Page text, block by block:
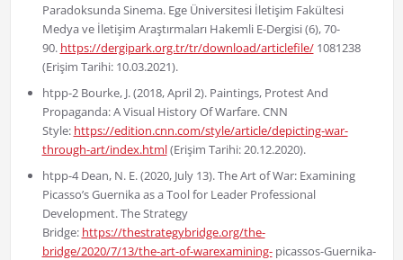
Paradoksunda Sinema. Ege Üniversitesi İletişim Fakültesi
Medya ve İletişim Araştırmaları Hakemli E-Dergisi (6), 70-
90. https://dergipark.org.tr/tr/download/articlefile/1081238
(Erişim Tarihi: 10.03.2021).
htpp-2 Bourke, J. (2018, April 2). Paintings, Protest And
Propaganda: A Visual History Of Warfare. CNN
Style: https://edition.cnn.com/style/article/depicting-war-
through-art/index.html(Erişim Tarihi: 20.12.2020).
htpp-4 Dean, N. E. (2020, July 13). The Art of War: Examining
Picasso’s Guernika as a Tool for Leader Professional
Development. The Strategy
Bridge: https://thestrategybridge.org/the-
bridge/2020/7/13/the-art-of-warexamining-picassos-Guernika-